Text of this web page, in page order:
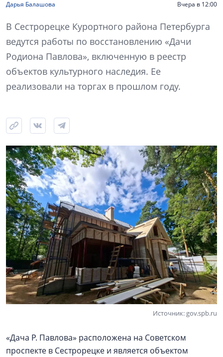
Дарья Балашова Вчера в 12:00
В Сестрорецке Курортного района Петербурга
ведутся работы по восстановлению «Дачи
Родиона Павлова», включенную в реестр
объектов культурного наследия. Ее
реализовали на торгах в прошлом году.
Источник: gov.spb.ru
«Дача Р. Павлова» расположена на Советском
проспекте в Сестрорецке и является объектом